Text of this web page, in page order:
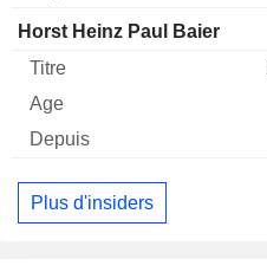
Horst Heinz Paul Baier
Plus d'insiders